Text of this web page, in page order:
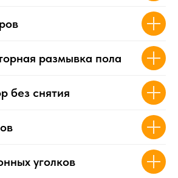
размывка пола
без снятия
уголков